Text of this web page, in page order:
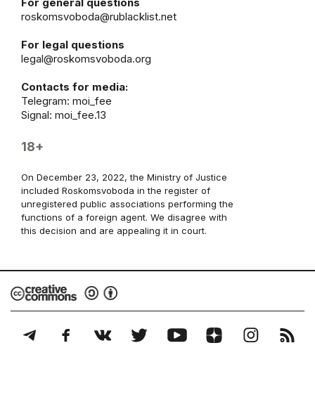
roskomsvoboda@rublacklist.net
For legal questions
legal@roskomsvoboda.org
Contacts for media:
Telegram: moi_fee
Signal: moi_fee.13
18+
On December 23, 2022, the Ministry of Justice
included Roskomsvoboda in the register of
unregistered public associations performing the
functions of a foreign agent. We disagree with
this decision and are appealing it in court.